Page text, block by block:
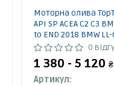
Моторна олива
API SP ACEA C2 C3
to END 2018 BMW
2018 BMW LL-04 FIAT
0
1 380 - 5 120₴
Артикул: